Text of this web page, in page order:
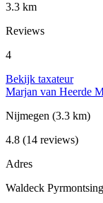
3.3 km
Reviews
4
Bekijk taxateur
Marjan van Heerde
Nijmegen (3.3 km)
4.8 (14 reviews)
Adres
Waldeck